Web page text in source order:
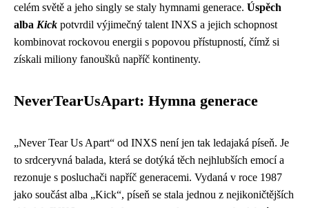
celém světě a jeho singly se staly hymnami generace. Úspěch
alba Kick potvrdil výjimečný talent INXS a jejich schopnost
kombinovat rockovou energii s popovou přístupností, čímž si
získali miliony fanoušků napříč kontinenty.
NeverTearUsApart: Hymna generace
„Never Tear Us Apart“ od INXS není jen tak ledajaká píseň. Je
to srdceryvná balada, která se dotýká těch nejhlubších emocí a
rezonuje s posluchači napříč generacemi. Vydaná v roce 1987
jako součást alba „Kick“, píseň se stala jednou z nejikoničtějších